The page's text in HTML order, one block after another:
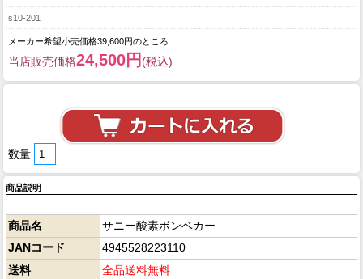
s10-201
メーカー希望小売価格39,600円のところ
当店販売価格24,500円 (税込)
数量
商品説明
商品名
サニー酸素ボンベカー
JANコード
4945528223110
送料
全品送料無料